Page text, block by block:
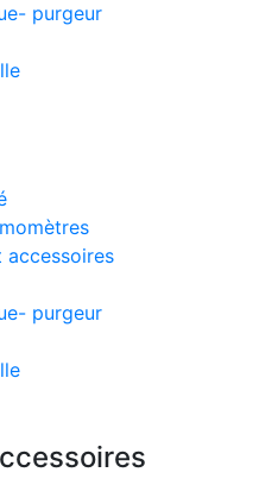
purgeur
accessoires
purgeur